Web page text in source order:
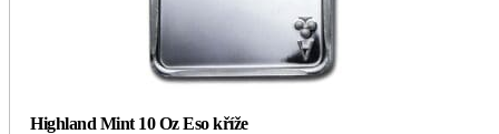
Highland Mint 10 Oz Eso kříže